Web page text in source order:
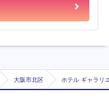
大阪市北区 ホテル ギャラリ